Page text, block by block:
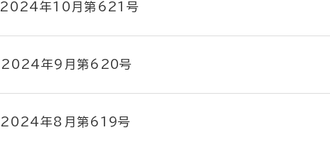
2024年10月第621号
2024年9月第620号
2024年8月第619号